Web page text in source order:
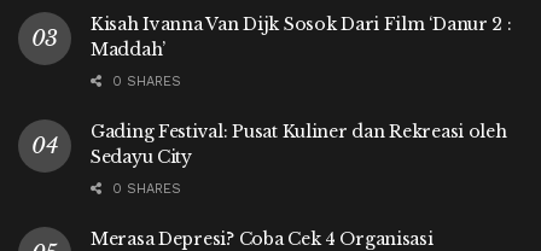
Kisah Ivanna Van Dijk Sosok Dari Film ‘Danur 2 :
Maddah’
0 SHARES
Gading Festival: Pusat Kuliner dan Rekreasi oleh
Sedayu City
0 SHARES
Merasa Depresi? Coba Cek 4 Organisasi